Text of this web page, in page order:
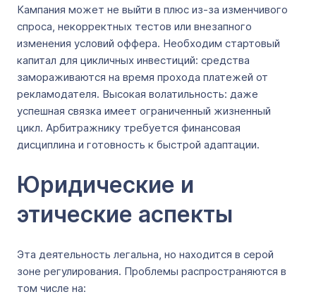
Кампания может не выйти в плюс из-за изменчивого
спроса, некорректных тестов или внезапного
изменения условий оффера. Необходим стартовый
капитал для цикличных инвестиций: средства
замораживаются на время прохода платежей от
рекламодателя. Высокая волатильность: даже
успешная связка имеет ограниченный жизненный
цикл. Арбитражнику требуется финансовая
дисциплина и готовность к быстрой адаптации.
Юридические и
этические аспекты
Эта деятельность легальна, но находится в серой
зоне регулирования. Проблемы распространяются в
том числе на: